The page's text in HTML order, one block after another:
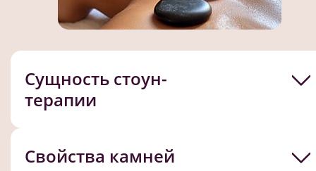
Сущность стоун-
терапии
Свойства камней